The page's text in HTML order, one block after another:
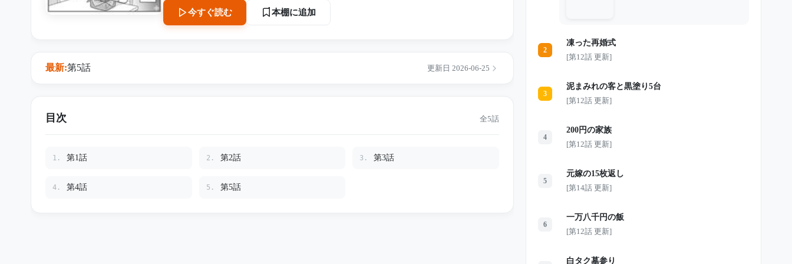
へ帰った由美は、捨てる前に中身を確認しようと風呂敷を開く。 しかし、そこに入ってい
たのは料理ではなかった。 分厚い書類の束、通帳、登記簿、そして義母からの手紙。 認知
症だと思われていた義母は、この5年間、すべてを見ていた。誰が本当に寄り添い、誰が財
今すぐ読む 本棚に追加
最新:第5話 更新日 2026-06-25
目次 全5話
1. 第1話 2. 第2話 3. 第3話
4. 第4話 5. 第5話
2
凍った再婚式
[第12話 更新]
3
泥まみれの客と黒塗り5台
[第12話 更新]
4
200円の家族
[第12話 更新]
5
元嫁の15枚返し
[第14話 更新]
6
一万八千円の飯
[第12話 更新]
白タク墓参り